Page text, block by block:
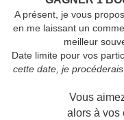
A présent, je vous
en me laissant un
meilleur
Date limite pour vos
cette date, je
Vous
alors à vos